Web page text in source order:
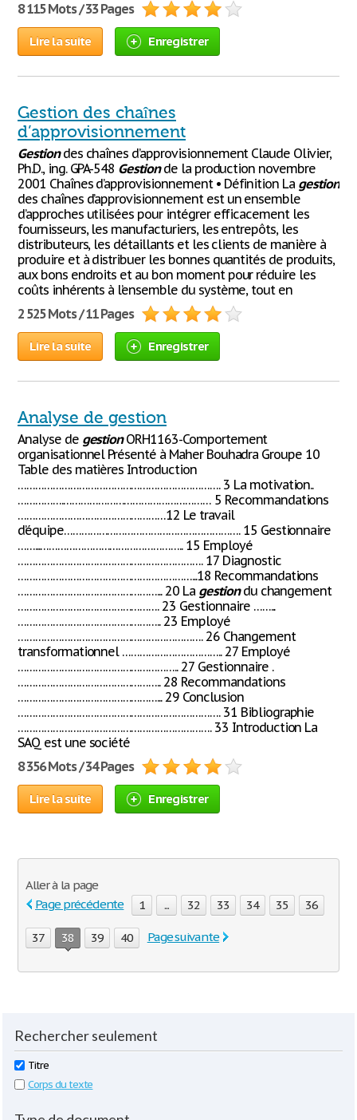
8 115 Mots / 33 Pages
Lire la suite Enregistrer
Gestion des chaînes
d’approvisionnement
Gestiondes chaînes d’approvisionnement Claude Olivier,
Ph.D., ing. GPA-548 Gestionde la production novembre
2001 Chaînes d’approvisionnement • Définition La gestion
des chaînes d’approvisionnement est un ensemble
d’approches utilisées pour intégrer efficacement les
fournisseurs, les manufacturiers, les entrepôts, les
distributeurs, les détaillants et les clients de manière à
produire et à distribuer les bonnes quantités de produits,
aux bons endroits et au bon moment pour réduire les
coûts inhérents à l’ensemble du système, tout en
2 525 Mots / 11 Pages
Lire la suite Enregistrer
Analyse de gestion
Analyse de gestionORH1163-Comportement
organisationnel Présenté à Maher Bouhadra Groupe 10
Table des matières Introduction
……………………………………………………………. 3 La motivation..
…………….…………………………………………… 5 Recommandations
……………………………………………12 Le travail
d’équipe……………………………………………………. 15 Gestionnaire
……...………………………………………….. 15 Employé
………………………………………………………. 17 Diagnostic
……………………………………………………...18 Recommandations
…………………………………………... 20 La gestiondu changement
…………………………………………. 23 Gestionnaire ……...
………………………………………….. 23 Employé
………………………………………………………. 26 Changement
transformationnel …………………………….. 27 Employé
……………………………………………….. 27 Gestionnaire .
………………………………………….. 28 Recommandations
…………………………………………... 29 Conclusion
……………………………………………………………. 31 Bibliographie
…………………………………………………………. 33 Introduction La
SAQ est une société
8 356 Mots / 34 Pages
Lire la suite Enregistrer
Aller à la page
Page précédente
1 ... 32 33 34 35 36
37 38 39 40 Page suivante
Rechercher seulement
Titre
Corps du texte